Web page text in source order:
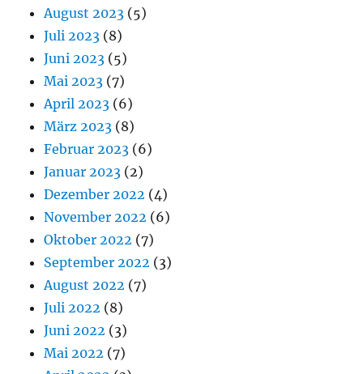
August 2023 (5)
Juli 2023 (8)
Juni 2023 (5)
Mai 2023 (7)
April 2023 (6)
März 2023 (8)
Februar 2023 (6)
Januar 2023 (2)
Dezember 2022 (4)
November 2022 (6)
Oktober 2022 (7)
September 2022 (3)
August 2022 (7)
Juli 2022 (8)
Juni 2022 (3)
Mai 2022 (7)